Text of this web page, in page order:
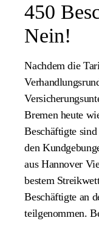
450
Nein!
Nachdem die
Bremen heute
Beschäftigte
den
aus Hannover
bestem
Beschäftigte an
teilgenommen.